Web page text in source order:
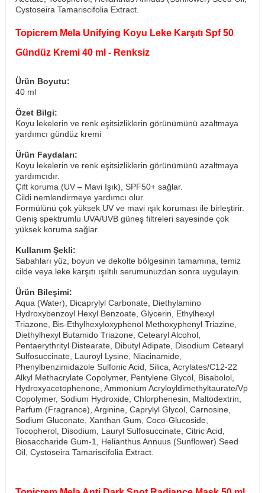
Cystoseira Tamariscifolia Extract.
Topicrem Mela Unifying Koyu Leke Karşıtı Spf 50
Gündüz Kremi 40 ml - Renksiz
Ürün Boyutu:
40 ml
Özet Bilgi:
Koyu lekelerin ve renk eşitsizliklerin görünümünü azaltmaya
yardımcı gündüz kremi
Ürün Faydaları:
Koyu lekelerin ve renk eşitsizliklerin görünümünü azaltmaya
yardımcıdır.
Çift koruma (UV – Mavi Işık), SPF50+ sağlar.
Cildi nemlendirmeye yardımcı olur.
Formülünü çok yüksek UV ve mavi ışık koruması ile birleştirir.
Geniş spektrumlu UVA/UVB güneş filtreleri sayesinde çok
yüksek koruma sağlar.
Kullanım Şekli:
Sabahları yüz, boyun ve dekolte bölgesinin tamamına, temiz
cilde veya leke karşıtı ışıltılı serumunuzdan sonra uygulayın.
Ürün Bileşimi:
Aqua (Water), Dicaprylyl Carbonate, Diethylamino
Hydroxybenzoyl Hexyl Benzoate, Glycerin, Ethylhexyl
Triazone, Bis-Ethylhexyloxyphenol Methoxyphenyl Triazine,
Diethylhexyl Butamido Triazone, Cetearyl Alcohol,
Pentaerythrityl Distearate, Dibutyl Adipate, Disodium Cetearyl
Sulfosuccinate, Lauroyl Lysine, Niacinamide,
Phenylbenzimidazole Sulfonic Acid, Silica, Acrylates/C12-22
Alkyl Methacrylate Copolymer, Pentylene Glycol, Bisabolol,
Hydroxyacetophenone, Ammonium Acryloyldimethyltaurate/Vp
Copolymer, Sodium Hydroxide, Chlorphenesin, Maltodextrin,
Parfum (Fragrance), Arginine, Caprylyl Glycol, Carnosine,
Sodium Gluconate, Xanthan Gum, Coco-Glucoside,
Tocopherol, Disodium, Lauryl Sulfosuccinate, Citric Acid,
Biosaccharide Gum-1, Helianthus Annuus (Sunflower) Seed
Oil, Cystoseira Tamariscifolia Extract.